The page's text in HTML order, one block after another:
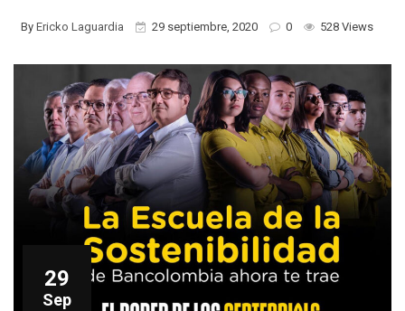
By Ericko Laguardia 29 septiembre, 2020 0 528 Views
29
Sep